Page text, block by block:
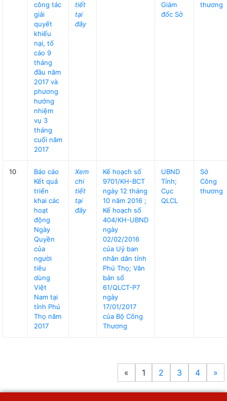
công tác
giải
quyết
khiếu
nại, tố
cáo 9
tháng
đầu năm
2017 và
phương
hướng
nhiệm
vụ 3
tháng
cuối năm
2017
tiết
tại
đây
Giám
đốc Sở
thương
10
Báo cáo
Kết quả
triển
khai các
hoạt
động
Ngày
Quyền
của
người
tiêu
dùng
Việt
Nam tại
tỉnh Phú
Thọ năm
2017
Xem
chi
tiết
tại
đây
Kế hoạch số
9701/KH-BCT
ngày 12 tháng
10 năm 2016 ;
Kế hoạch số
404/KH-UBND
ngày
02/02/2016
của Uỷ ban
nhân dân tỉnh
Phú Thọ; Văn
bản số
61/QLCT-P7
ngày
17/01/2017
của Bộ Công
Thương
UBND
Tỉnh;
Cục
QLCL
Sở
Công
thương
« 1 2 3 4 »